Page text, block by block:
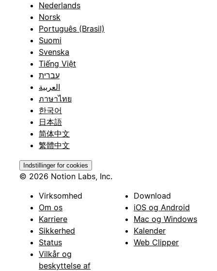
Nederlands
Norsk
Português (Brasil)
Suomi
Svenska
Tiếng Việt
עברית
العربية
ภาษาไทย
한국어
日本語
简体中文
繁體中文
Indstillinger for cookies
© 2026 Notion Labs, Inc.
Virksomhed
Om os
Karriere
Sikkerhed
Status
Vilkår og
beskyttelse af
Download
iOS og Android
Mac og Windows
Kalender
Web Clipper